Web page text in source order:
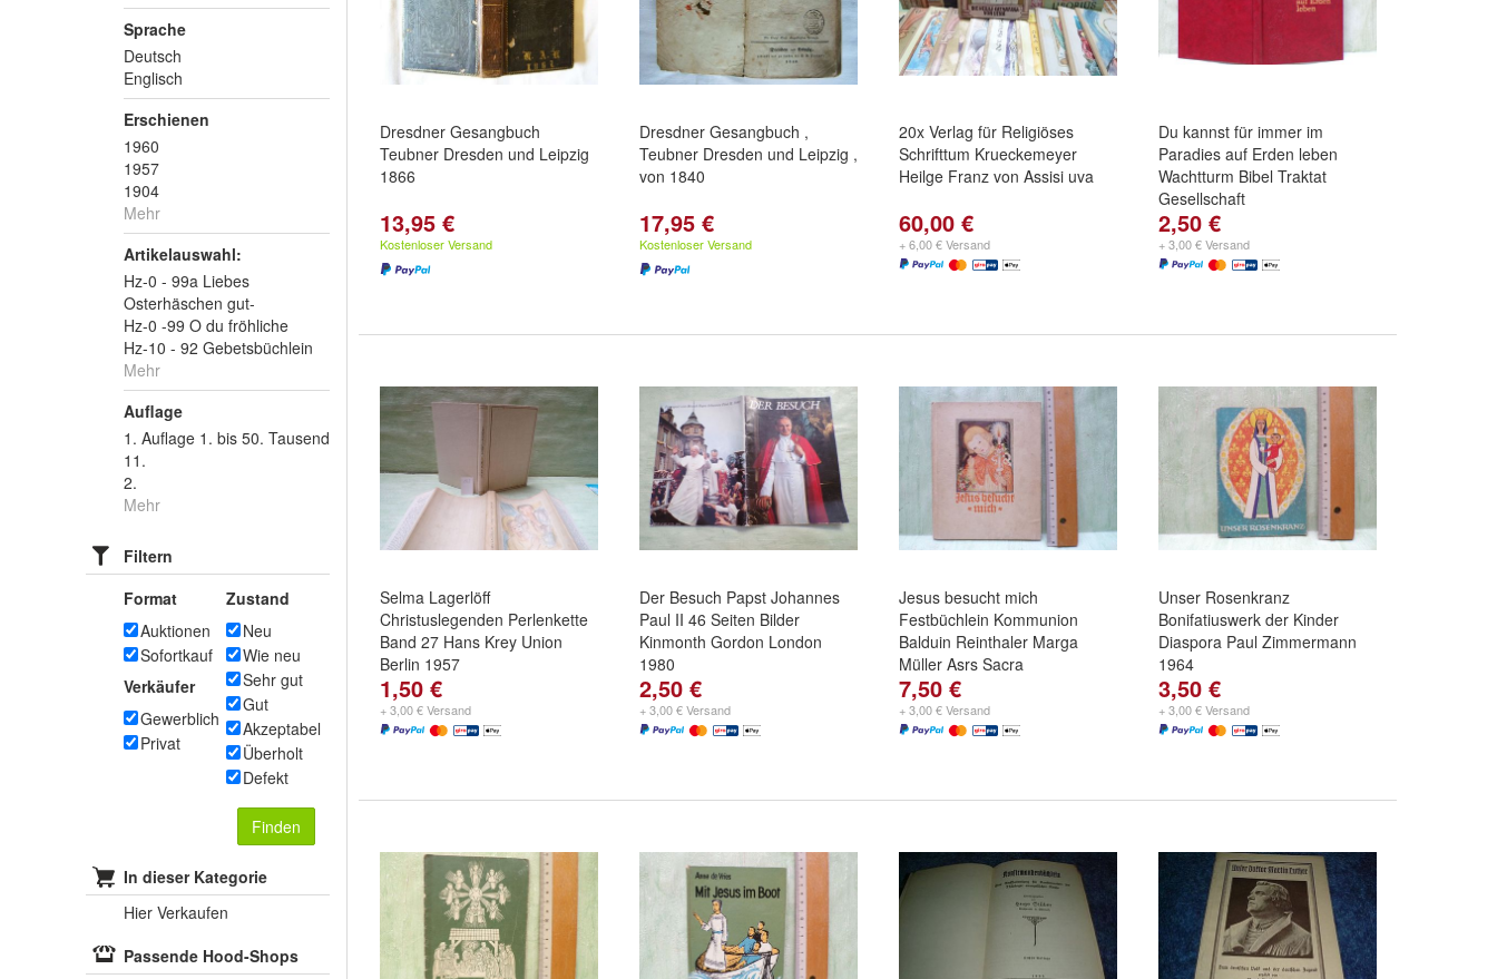
Sprache
Deutsch
Englisch
Erschienen
1960
1957
1904
Mehr
Artikelauswahl:
Hz-0 - 99a Liebes
Osterhäschen gut-
Hz-0 -99 O du fröhliche
Hz-10 - 92 Gebetsbüchlein
Mehr
Auflage
1. Auflage 1. bis 50. Tausend
11.
2.
Mehr
Filtern
Format
Auktionen
Sofortkauf
Verkäufer
Gewerblich
Privat
Zustand
Neu
Wie neu
Sehr gut
Gut
Akzeptabel
Überholt
Defekt
Finden
In dieser Kategorie
Hier Verkaufen
Passende Hood-Shops
Dresdner Gesangbuch
Teubner Dresden und Leipzig
1866
13,95 €
Kostenloser Versand
Dresdner Gesangbuch ,
Teubner Dresden und Leipzig ,
von 1840
17,95 €
Kostenloser Versand
20x Verlag für Religiöses
Schrifttum Krueckemeyer
Heilge Franz von Assisi uva
60,00 €
+ 6,00 € Versand
Du kannst für immer im
Paradies auf Erden leben
Wachtturm Bibel Traktat
Gesellschaft
2,50 €
+ 3,00 € Versand
Selma Lagerlöff
Christuslegenden Perlenkette
Band 27 Hans Krey Union
Berlin 1957
1,50 €
+ 3,00 € Versand
Der Besuch Papst Johannes
Paul II 46 Seiten Bilder
Kinmonth Gordon London
1980
2,50 €
+ 3,00 € Versand
Jesus besucht mich
Festbüchlein Kommunion
Balduin Reinthaler Marga
Müller Asrs Sacra
7,50 €
+ 3,00 € Versand
Unser Rosenkranz
Bonifatiuswerk der Kinder
Diaspora Paul Zimmermann
1964
3,50 €
+ 3,00 € Versand